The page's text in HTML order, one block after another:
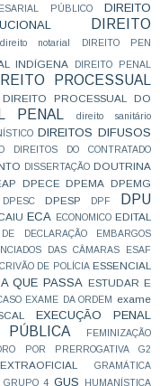
PÚBLICO
DIREITO
DIREITO
direito notarial DIREITO PEN
INDÍGENA
DIREITO PENAL
PROCESSUAL
DIREITO PROCESSUAL DO
PENAL direito sanitário
DIREITOS DIFUSOS
DIREITOS DO CONTRATADO
DISSERTAÇÃO DOUTRINA
DPECE DPEMA DPEMG
DPESC DPESP DPF DPU
ECA ECONOMICO EDITAL
DECLARAÇÃO
EMBARGOS
DAS CÂMARAS
ESAF
DE POLÍCIA ESSENCIAL
QUE PASSA ESTUDAR E
EXAME DA ORDEM
exame
EXECUÇÃO PENAL
PÚBLICA FEMINIZAÇÃO
POR PRERROGATIVA
G2
GRAMÁTICA
GRUPO 4 GUS
HUMANÍSTICA